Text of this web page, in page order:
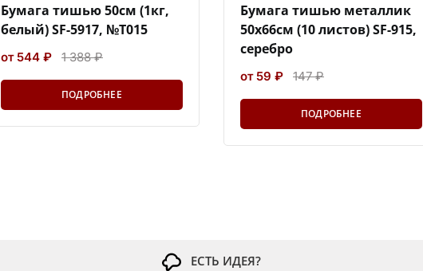
Бумага тишью 50см (1кг,
белый) SF-5917, №Т015
от 544 ₽ 1 388 ₽
ПОДРОБНЕЕ
Бумага тишью металлик
50х66см (10 листов) SF-915,
серебро
от 59 ₽ 147 ₽
ПОДРОБНЕЕ
ЕСТЬ ИДЕЯ?